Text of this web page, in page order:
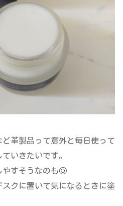
革製品って意外と毎日使って
いきたいです。
やすそうなのも◎
クに置いて気になるときに塗